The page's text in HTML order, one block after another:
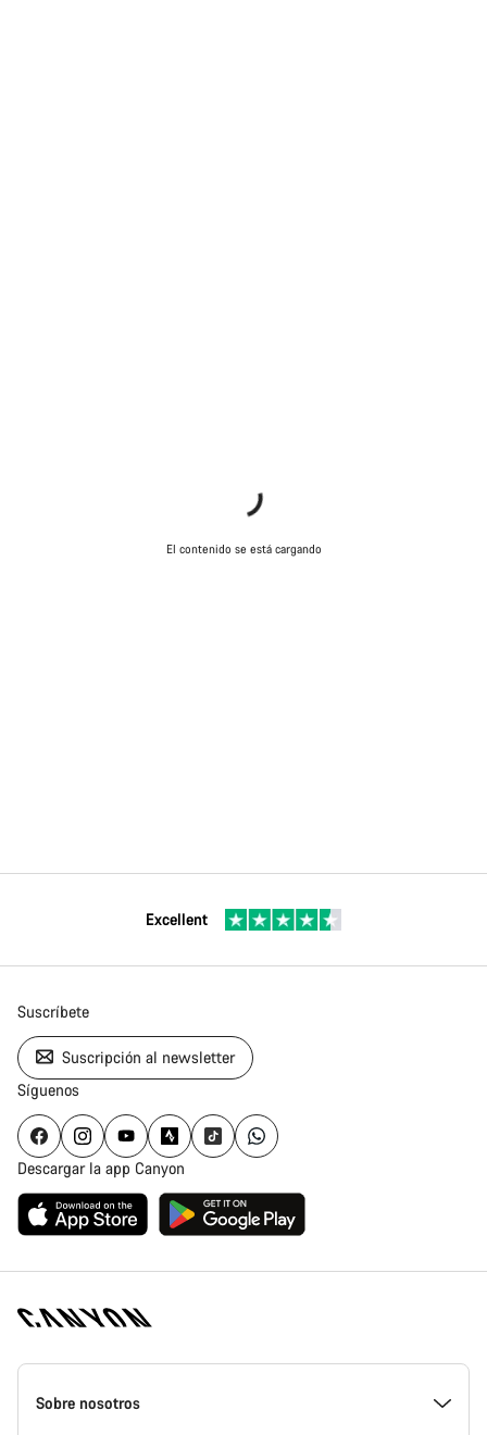
El contenido se está cargando
Excellent
Suscríbete
Suscripción al newsletter
Síguenos
Descargar la app Canyon
Canyon
Homepage
Sobre nosotros